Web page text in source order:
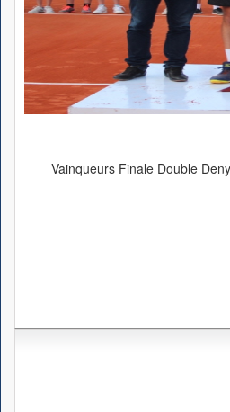
Vainqueurs Finale Double